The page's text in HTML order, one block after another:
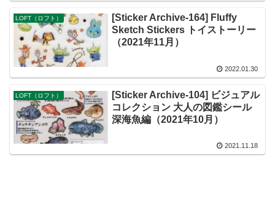
LOFT（ロフト）
[Sticker Archive-164] Fluffy
Sketch Stickers トイストーリー
（2021年11月）
2022.01.30
LOFT（ロフト）
[Sticker Archive-104] ビジュアル
コレクション 大人の図鑑シール
深海魚編（2021年10月）
2021.11.18